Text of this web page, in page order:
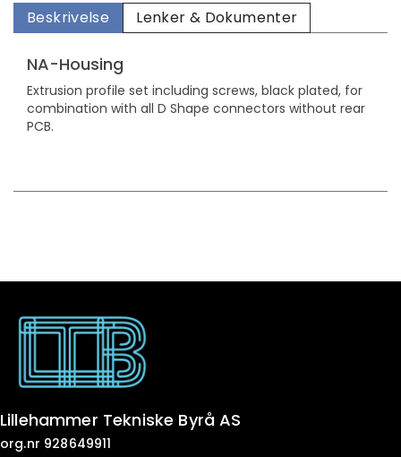
Beskrivelse Lenker & Dokumenter
NA-Housing
Extrusion profile set including screws, black plated, for
combination with all D Shape connectors without rear
PCB.
Lillehammer Tekniske Byrå AS
org.nr 928649911